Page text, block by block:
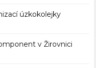
úzkokolejky
v Žirovnici